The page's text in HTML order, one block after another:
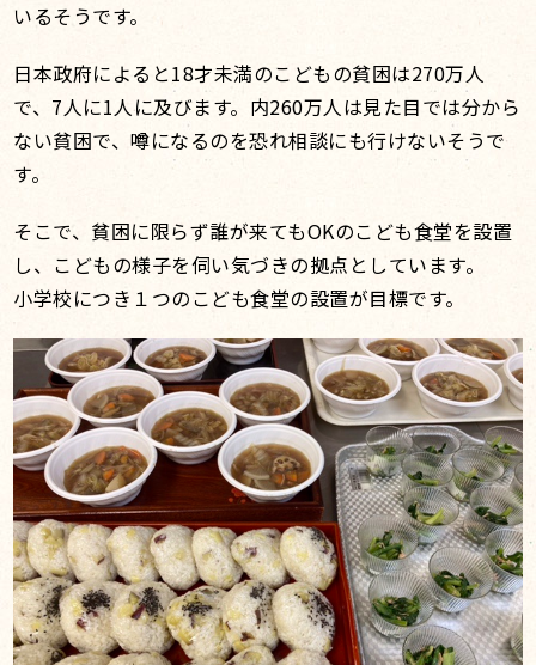
いるそうです。
日本政府によると18才未満のこどもの貧困は270万人
で、7人に1人に及びます。内260万人は見た目では分から
ない貧困で、噂になるのを恐れ相談にも行けないそうで
す。
そこで、貧困に限らず誰が来てもOKのこども食堂を設置
し、こどもの様子を伺い気づきの拠点としています。
小学校につき１つのこども食堂の設置が目標です。